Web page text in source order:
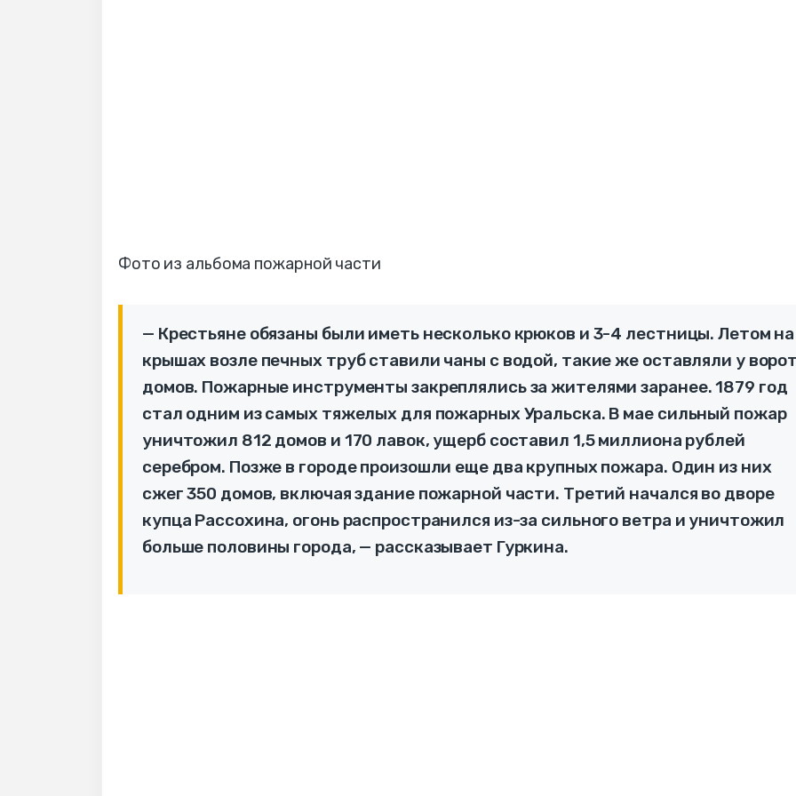
Фото из альбома пожарной части
— Крестьяне обязаны были иметь несколько крюков и 3-4 лестницы. Летом на
крышах возле печных труб ставили чаны с водой, такие же оставляли у
домов. Пожарные инструменты закреплялись за жителями заранее. 1879 год
стал одним из самых тяжелых для пожарных Уральска. В мае сильный пожар
уничтожил 812 домов и 170 лавок, ущерб составил 1,5 миллиона рублей
серебром. Позже в городе произошли еще два крупных пожара. Один из них
сжег 350 домов, включая здание пожарной части. Третий начался во дворе
купца Рассохина, огонь распространился из-за сильного ветра и уничтожил
больше половины города, — рассказывает Гуркина.